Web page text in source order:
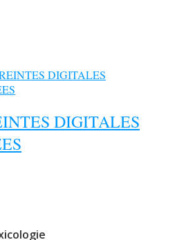
DIGITALES